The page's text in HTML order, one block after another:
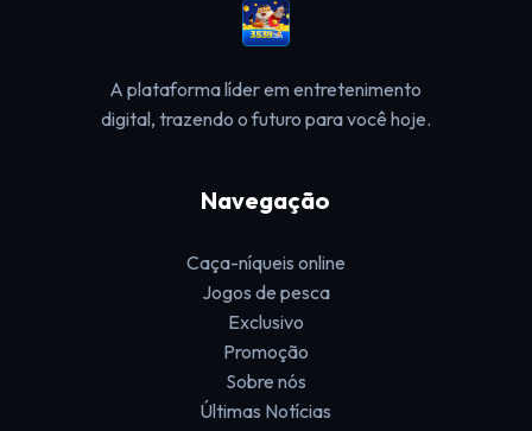
A plataforma líder em entretenimento
digital, trazendo o futuro para você hoje.
Navegação
Caça-níqueis online
Jogos de pesca
Exclusivo
Promoção
Sobre nós
Últimas Notícias